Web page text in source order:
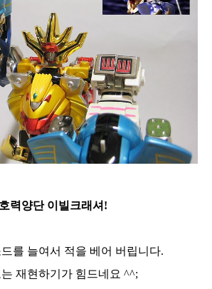
호력양단 이빌크래셔!
를 늘여서 적을 베어 버립니다.
재현하기가 힘드네요 ^^;